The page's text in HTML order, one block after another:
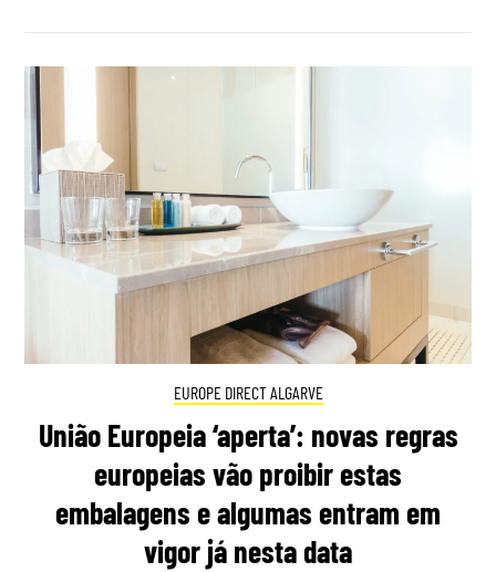
EUROPE DIRECT ALGARVE
União Europeia ‘aperta’: novas regras
europeias vão proibir estas
embalagens e algumas entram em
vigor já nesta data